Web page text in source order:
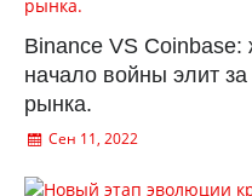
Binance VS Coinbase:
начало войны элит
рынка.
Сен 11, 2022